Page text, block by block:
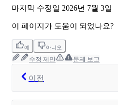
마지막 수정일 2026년 7월 3일
이 페이지가 도움이 되었나요?
예 아니오
수정 제안 문제 보고
이전